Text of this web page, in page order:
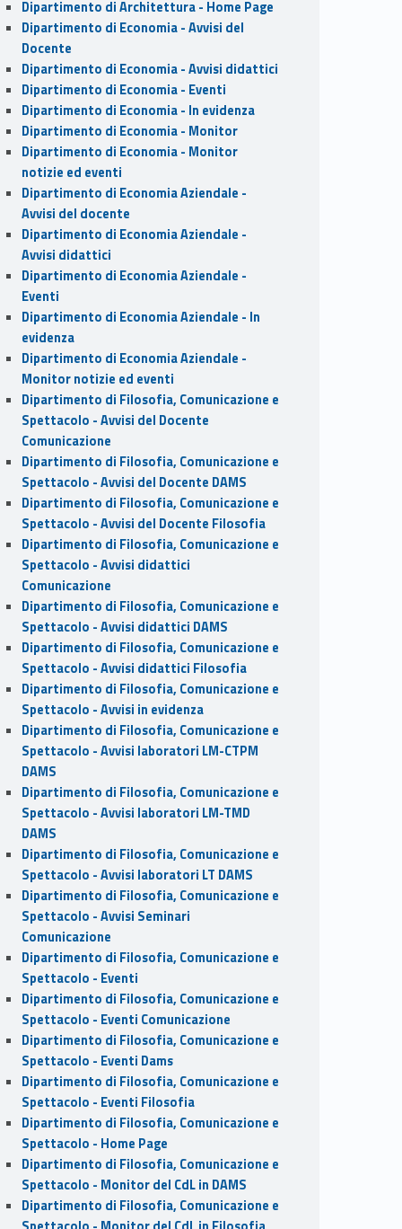
Dipartimento di Architettura - Home Page
Dipartimento di Economia - Avvisi del
Docente
Dipartimento di Economia - Avvisi didattici
Dipartimento di Economia - Eventi
Dipartimento di Economia - In evidenza
Dipartimento di Economia - Monitor
Dipartimento di Economia - Monitor
notizie ed eventi
Dipartimento di Economia Aziendale -
Avvisi del docente
Dipartimento di Economia Aziendale -
Avvisi didattici
Dipartimento di Economia Aziendale -
Eventi
Dipartimento di Economia Aziendale - In
evidenza
Dipartimento di Economia Aziendale -
Monitor notizie ed eventi
Dipartimento di Filosofia, Comunicazione e
Spettacolo - Avvisi del Docente
Comunicazione
Dipartimento di Filosofia, Comunicazione e
Spettacolo - Avvisi del Docente DAMS
Dipartimento di Filosofia, Comunicazione e
Spettacolo - Avvisi del Docente Filosofia
Dipartimento di Filosofia, Comunicazione e
Spettacolo - Avvisi didattici
Comunicazione
Dipartimento di Filosofia, Comunicazione e
Spettacolo - Avvisi didattici DAMS
Dipartimento di Filosofia, Comunicazione e
Spettacolo - Avvisi didattici Filosofia
Dipartimento di Filosofia, Comunicazione e
Spettacolo - Avvisi in evidenza
Dipartimento di Filosofia, Comunicazione e
Spettacolo - Avvisi laboratori LM-CTPM
DAMS
Dipartimento di Filosofia, Comunicazione e
Spettacolo - Avvisi laboratori LM-TMD
DAMS
Dipartimento di Filosofia, Comunicazione e
Spettacolo - Avvisi laboratori LT DAMS
Dipartimento di Filosofia, Comunicazione e
Spettacolo - Avvisi Seminari
Comunicazione
Dipartimento di Filosofia, Comunicazione e
Spettacolo - Eventi
Dipartimento di Filosofia, Comunicazione e
Spettacolo - Eventi Comunicazione
Dipartimento di Filosofia, Comunicazione e
Spettacolo - Eventi Dams
Dipartimento di Filosofia, Comunicazione e
Spettacolo - Eventi Filosofia
Dipartimento di Filosofia, Comunicazione e
Spettacolo - Home Page
Dipartimento di Filosofia, Comunicazione e
Spettacolo - Monitor del CdL in DAMS
Dipartimento di Filosofia, Comunicazione e